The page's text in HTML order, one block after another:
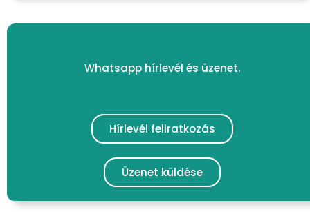
Whatsapp hírlevél és üzenet.
Hírlevél feliratkozás
Üzenet küldése